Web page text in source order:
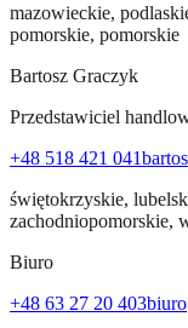
mazowieckie,
pomorskie, pomorskie
Bartosz Graczyk
Przedstawiciel
+48 518 421 041
świętokrzyskie,
zachodniopomorskie,
Biuro
+48 63 27 20 403